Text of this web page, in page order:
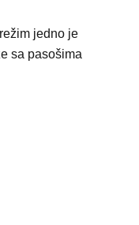
jedno je
sa pasošima